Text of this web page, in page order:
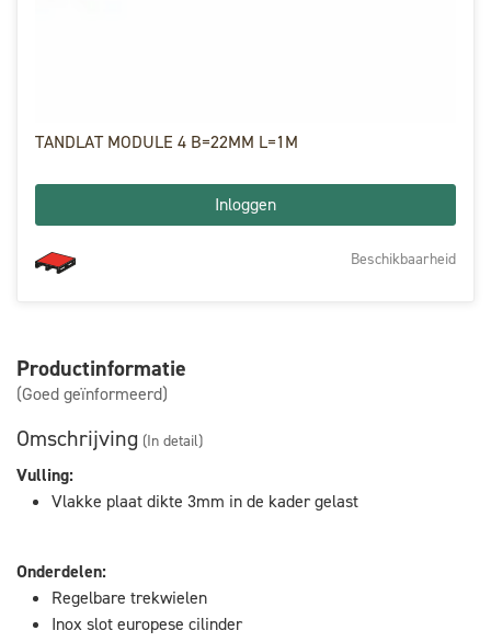
TANDLAT MODULE 4 B=22MM L=1M
Inloggen
Beschikbaarheid
Productinformatie
(Goed geïnformeerd)
Omschrijving (In detail)
Vulling:
Vlakke plaat dikte 3mm in de kader gelast
Onderdelen:
Regelbare trekwielen
Inox slot europese cilinder